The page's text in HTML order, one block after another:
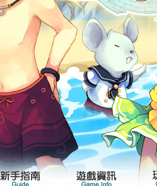
區 遊戲介紹 新手指南
帳號申請
遊戲下載
社群帳號馬上玩